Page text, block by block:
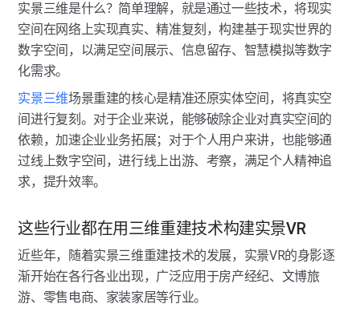
实景三维是什么？简单理解，就是通过一些技术，将现实
空间在网络上实现真实、精准复刻，构建基于现实世界的
数字空间，以满足空间展示、信息留存、智慧模拟等数字
化需求。
实景三维场景重建的核心是精准还原实体空间，将真实空
间进⾏复刻。对于企业来说，能够破除企业对真实空间的
依赖，加速企业业务拓展；对于个人用户来讲，也能够通
过线上数字空间，进行线上出游、考察，满足个人精神追
求，提升效率。
这些行业都在用三维重建技术构建实景VR
近些年，随着实景三维重建技术的发展，实景VR的身影逐
渐开始在各行各业出现，广泛应用于房产经纪、文博旅
游、零售电商、家装家居等行业。